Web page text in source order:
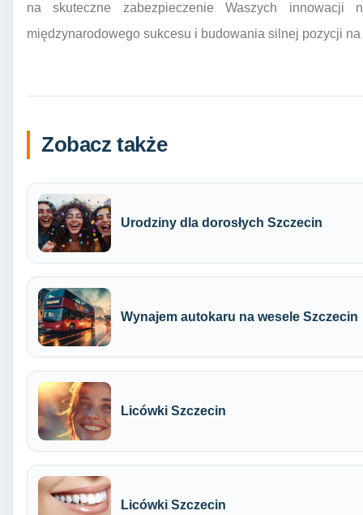
na skuteczne zabezpieczenie Waszych
międzynarodowego sukcesu i budowania silnej pozycji
Zobacz także
Urodziny dla dorosłych Szczecin
Wynajem autokaru na wesele Szczecin
Licówki Szczecin
Licówki Szczecin